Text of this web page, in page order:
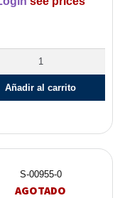
Añadir al carrito
S-00955-0
AGOTADO